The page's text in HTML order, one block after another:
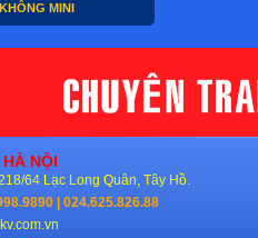
MINI
NỘI
64 Lạc Long Quân, Tây Hồ.
| 024.625.826.88